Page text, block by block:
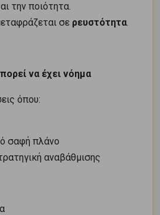
την ποιότητα.
σε ρευστότητα.
να έχει νόημα
όπου:
σαφή πλάνο
αναβάθμισης